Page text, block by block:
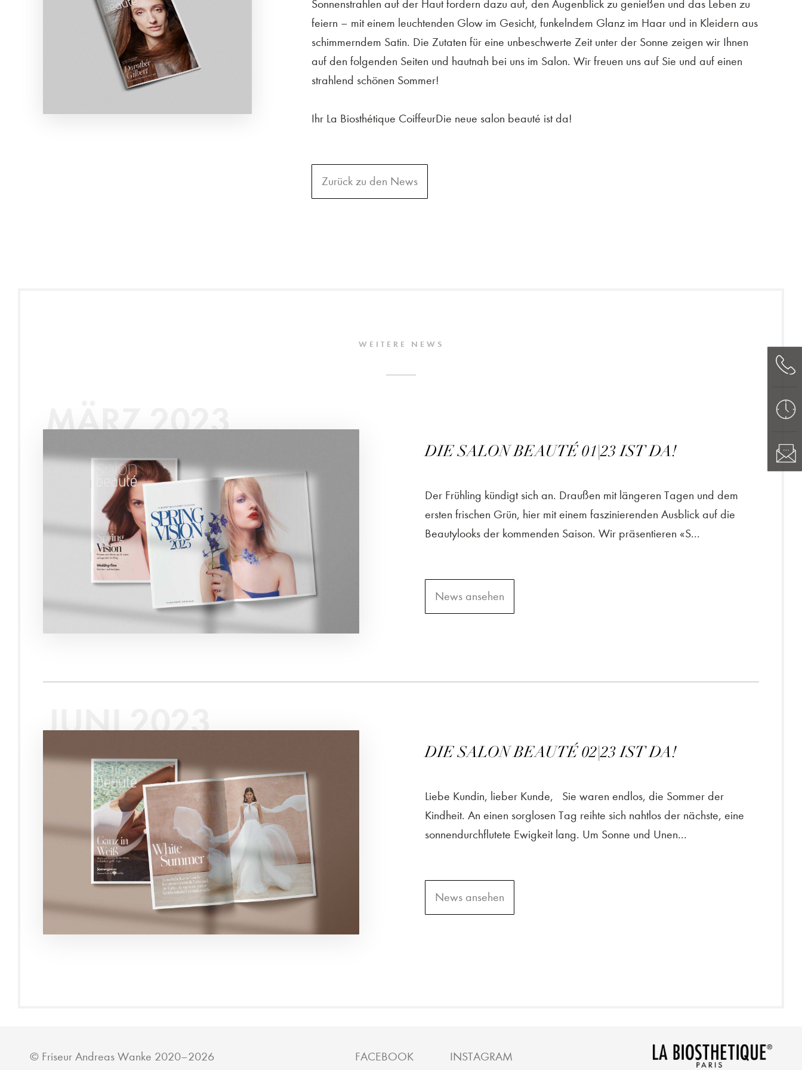
Sonnenstrahlen auf der Haut fordern dazu auf, den Augenblick zu genießen und das Leben zu
feiern – mit einem leuchtenden Glow im Gesicht, funkelndem Glanz im Haar und in Kleidern aus
schimmerndem Satin. Die Zutaten für eine unbeschwerte Zeit unter der Sonne zeigen wir Ihnen
auf den folgenden Seiten und hautnah bei uns im Salon. Wir freuen uns auf Sie und auf einen
strahlend schönen Sommer!
Ihr La Biosthétique CoiffeurDie neue salon beauté ist da!
Zurück zu den News
WEITERE NEWS
MÄRZ 2023
DIE SALON BEAUTÉ 01|23 IST DA!
Der Frühling kündigt sich an. Draußen mit längeren Tagen und dem
ersten frischen Grün, hier mit einem faszinierenden Ausblick auf die
Beautylooks der kommenden Saison. Wir präsentieren «S...
News ansehen
JUNI 2023
DIE SALON BEAUTÉ 02|23 IST DA!
Liebe Kundin, lieber Kunde, Sie waren endlos, die Sommer der
Kindheit. An einen sorglosen Tag reihte sich nahtlos der nächste, eine
sonnendurchflutete Ewigkeit lang. Um Sonne und Unen...
News ansehen
© Friseur Andreas Wanke 2020–2026 FACEBOOK INSTAGRAM